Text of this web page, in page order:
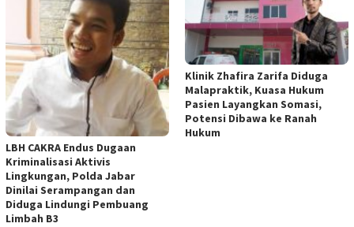
LBH CAKRA Endus Dugaan
Kriminalisasi Aktivis
Lingkungan, Polda Jabar
Dinilai Serampangan dan
Diduga Lindungi Pembuang
Limbah B3
Klinik Zhafira Zarifa Diduga
Malapraktik, Kuasa Hukum
Pasien Layangkan Somasi,
Potensi Dibawa ke Ranah
Hukum